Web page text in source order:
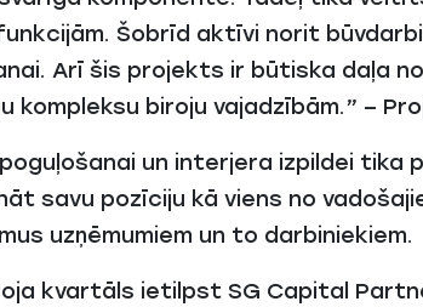
Šobrīd aktīvi norit
Arī šis projekts ir būtiska daļa
kompleksu biroju vajadzībām.” –
un interjera izpildei
savu pozīciju kā viens no
uzņēmumiem un to darbiniekiem.
kvartāls ietilpst SG Capital